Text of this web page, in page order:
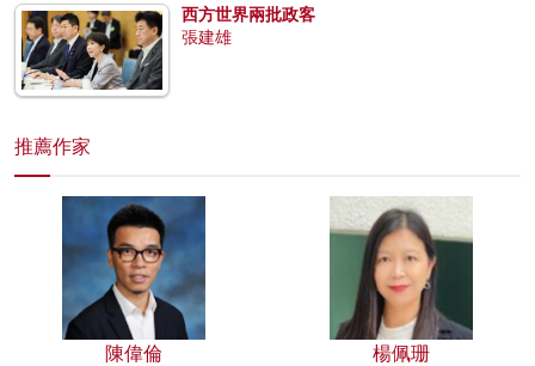
西方世界兩批政客
張建雄
推薦作家
陳偉倫 楊佩珊